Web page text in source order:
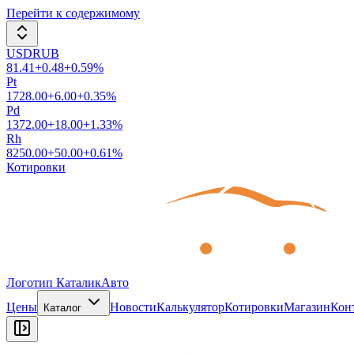
Перейти к содержимому
USDRUB
81.41+0.48+0.59%
Pt
1728.00+6.00+0.35%
Pd
1372.00+18.00+1.33%
Rh
8250.00+50.00+0.61%
Котировки
Логотип КаталикАвто
Цены
Каталог НовостиКалькуляторКотировкиМагазин